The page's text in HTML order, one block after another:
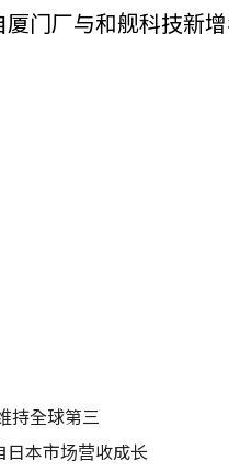
门厂与和舰科技新
持全球第三
本市场营收成长